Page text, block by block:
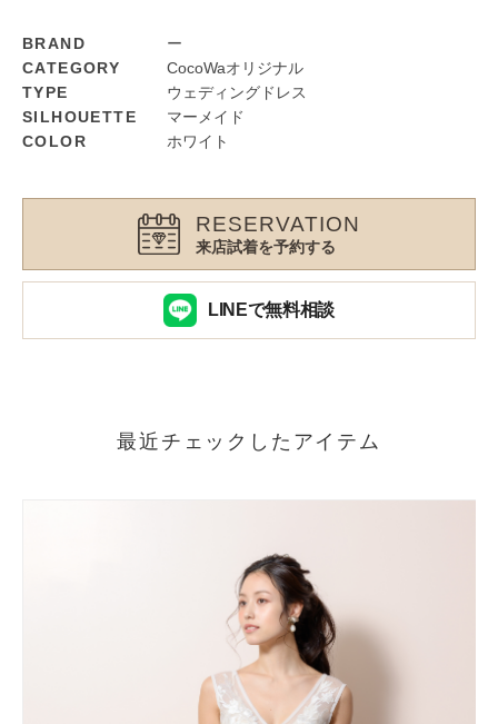
BRAND
ー
CATEGORY
CocoWaオリジナル
TYPE
ウェディングドレス
SILHOUETTE
マーメイド
COLOR
ホワイト
RESERVATION
来店試着を予約する
LINEで無料相談
最近チェックしたアイテム